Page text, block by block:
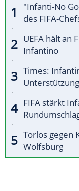
"Infanti-No
des FIFA-
UEFA hält an
Infantino
Times:
Unterstützung
FIFA stärkt
Torlos gegen
Wolfsburg